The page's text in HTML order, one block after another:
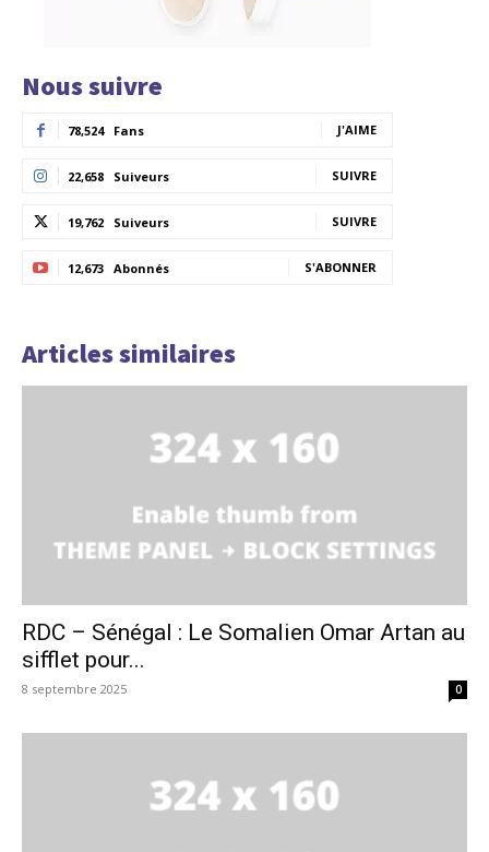
Nous suivre
78,524 Fans J'AIME
22,658 Suiveurs SUIVRE
19,762 Suiveurs SUIVRE
12,673 Abonnés S'ABONNER
Articles similaires
RDC – Sénégal : Le Somalien Omar Artan au
sifflet pour...
8 septembre 2025 0